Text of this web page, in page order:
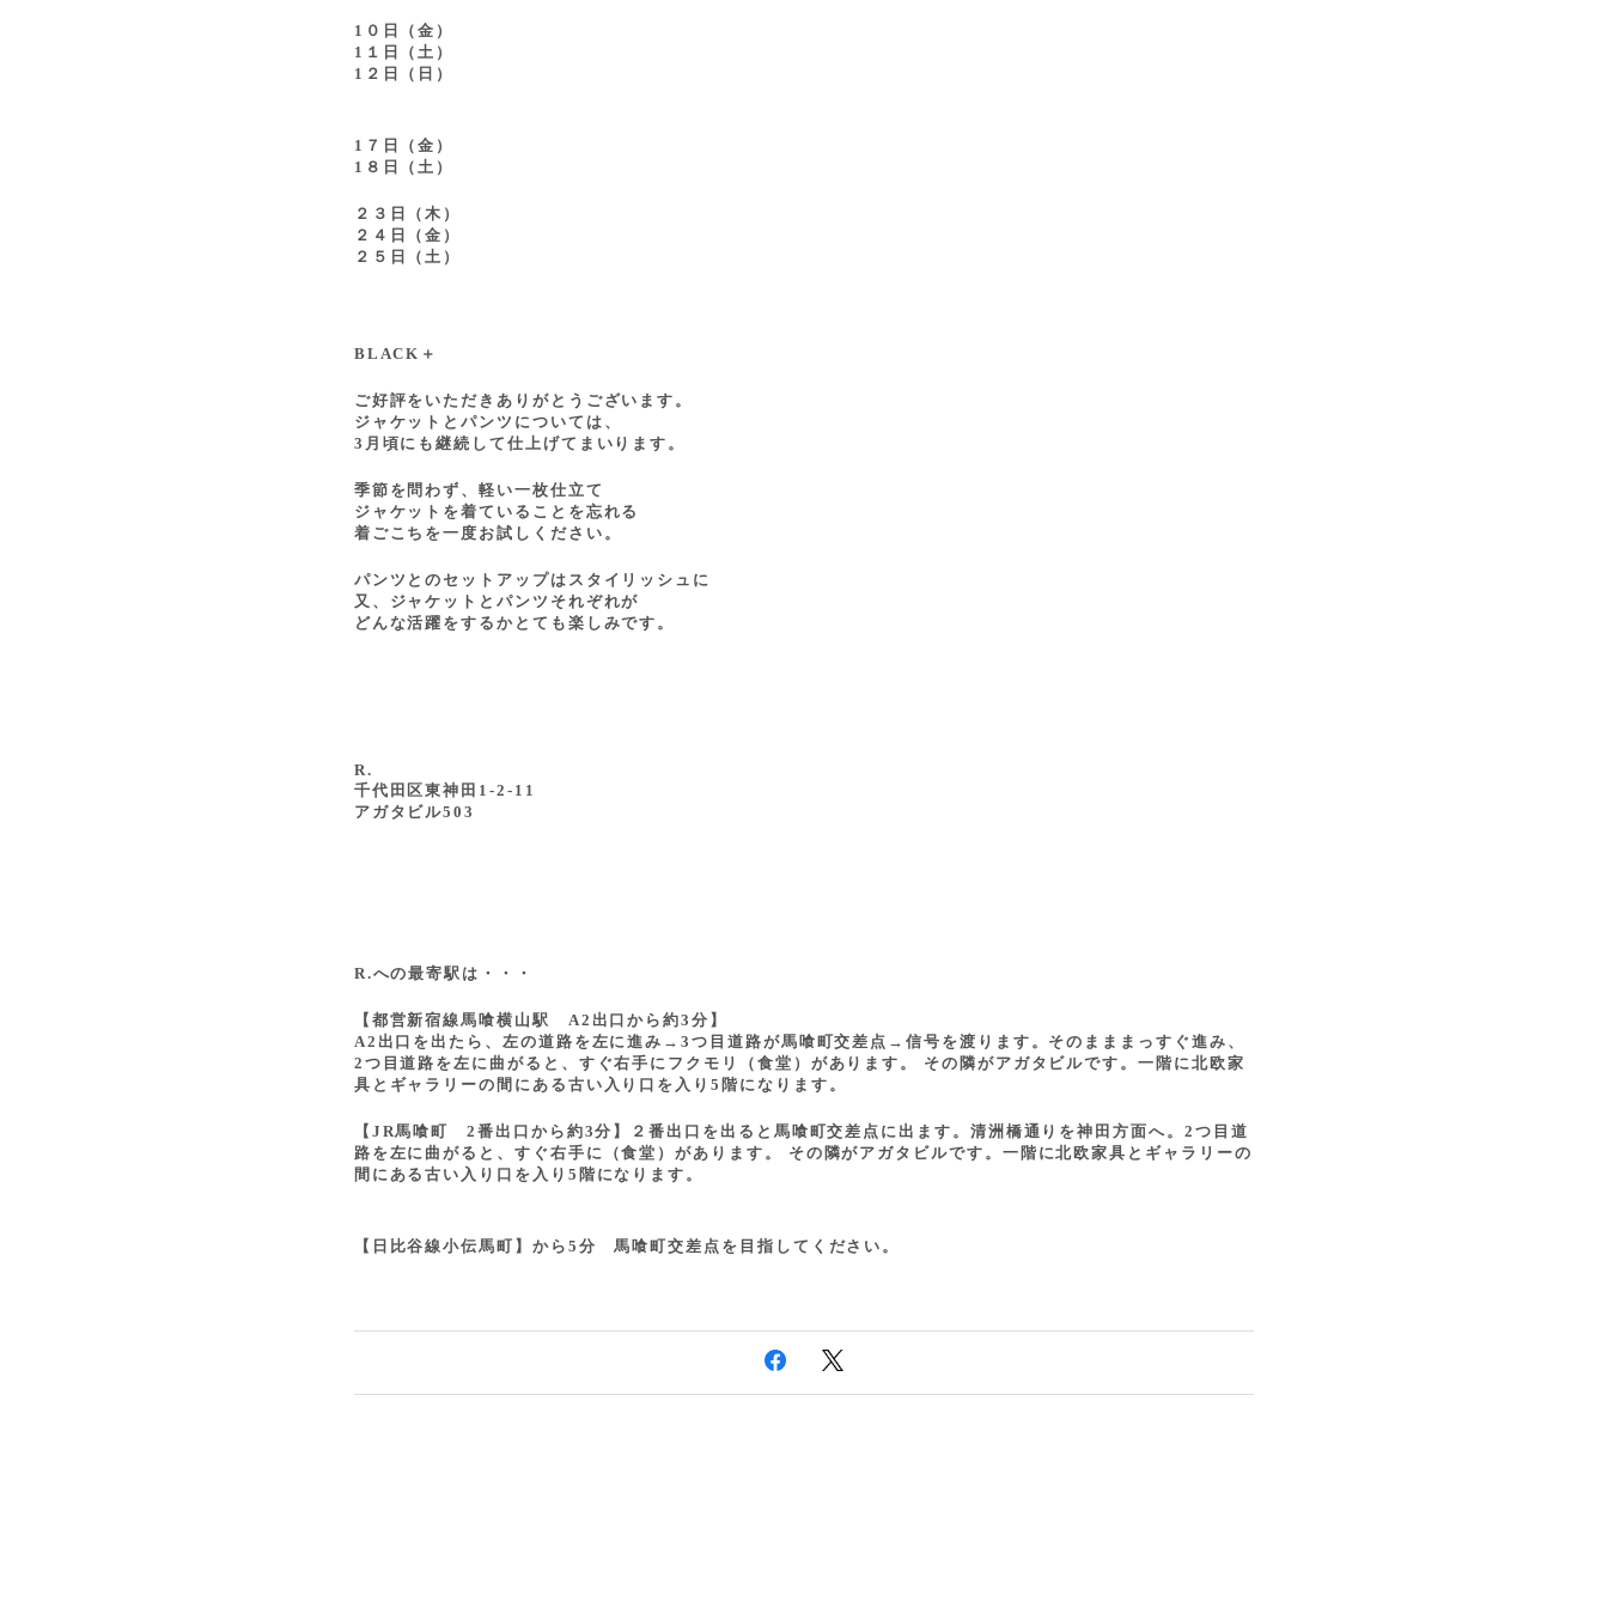
1０日（金）
1１日（土）
1２日（日）
1７日（金）
1８日（土）
２３日（木）
２４日（金）
２５日（土）
BLACK＋
ご好評をいただきありがとうございます。
ジャケットとパンツについては、
3月頃にも継続して仕上げてまいります。
季節を問わず、軽い一枚仕立て
ジャケットを着ていることを忘れる
着ごこちを一度お試しください。
パンツとのセットアップはスタイリッシュに
又、ジャケットとパンツそれぞれが
どんな活躍をするかとても楽しみです。
R.
千代田区東神田1-2-11
アガタビル503
R.への最寄駅は・・・
【都営新宿線馬喰横山駅 A2出口から約3分】
A2出口を出たら、左の道路を左に進み→3つ目道路が馬喰町交差点→信号を渡ります。そのまままっすぐ進み、
2つ目道路を左に曲がると、すぐ右手にフクモリ（食堂）があります。 その隣がアガタビルです。一階に北欧家
具とギャラリーの間にある古い入り口を入り5階になります。
【JR馬喰町 2番出口から約3分】２番出口を出ると馬喰町交差点に出ます。清洲橋通りを神田方面へ。2つ目道
路を左に曲がると、すぐ右手に（食堂）があります。 その隣がアガタビルです。一階に北欧家具とギャラリーの
間にある古い入り口を入り5階になります。
【日比谷線小伝馬町】から5分 馬喰町交差点を目指してください。